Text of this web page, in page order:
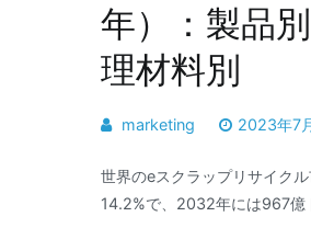
年）：製品
理材料別
marketing 2023年7
世界のeスクラップリサイク
14.2%で、2032年には967